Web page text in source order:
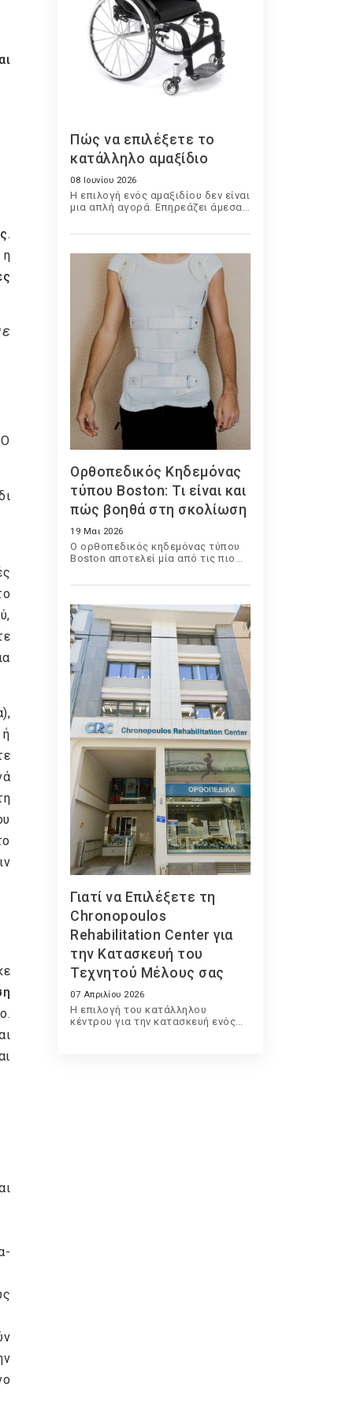
.
Πώς να επιλέξετε το
κατάλληλο αμαξίδιο
08 Ιουνίου 2026
Η επιλογή ενός αμαξιδίου δεν είναι
μια απλή αγορά. Επηρεάζει άμεσα
ασφάλεια και την ποιότητα ζωής
προσωρινή χρήση μετά από
τραυματισμό είτε για μακροχρόνια
καθημερινή χρήση, η σωστή
επιλογή απαιτεί προσεκτική
αξιολόγηση πολλών παραγόντων.
Ορθοπεδικός Κηδεμόνας
τύπου Boston: Τι είναι και
πώς βοηθά στη σκολίωση
19 Μαι 2026
Ο ορθοπεδικός κηδεμόνας τύπου
Boston αποτελεί μία από τις πιο
σκολίωσης σε παιδιά και εφήβους.
Χρησιμοποιείται εδώ και
δεκαετίες παγκοσμίως και έχει
βοηθήσει χιλιάδες ασθενείς να
περιορίσουν την εξέλιξη της
παραμόρφωσης της σπονδυλικής
στήλης χωρίς χειρουργική
επέμβαση.
Γιατί να Επιλέξετε τη
Chronopoulos
Rehabilitation Center για
την Κατασκευή του
Τεχνητού Μέλους σας
07 Απριλίου 2026
Η επιλογή του κατάλληλου
κέντρου για την κατασκευή ενός